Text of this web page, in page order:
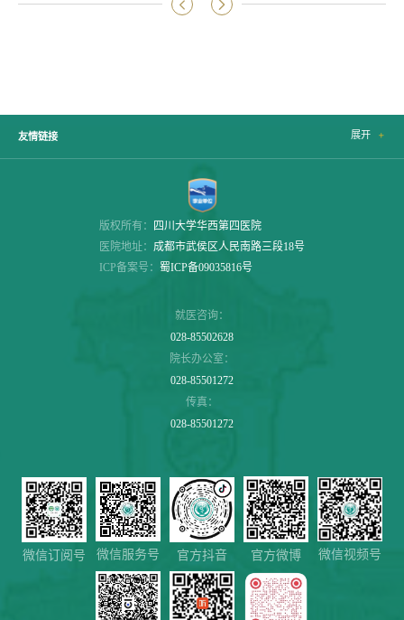
 
友情链接 展开 
版权所有： 四川大学华西第四医院
医院地址： 成都市武侯区人民南路三段18号
ICP备案号： 蜀ICP备09035816号
就医咨询：
028-85502628
院长办公室：
028-85501272
传真：
028-85501272
微信订阅号 微信服务号 官方抖音 官方微博 微信视频号